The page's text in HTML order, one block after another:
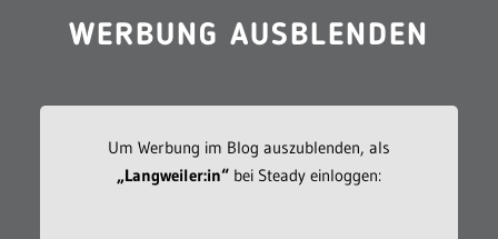
WERBUNG AUSBLENDEN
Um Werbung im Blog auszublenden, als
„Langweiler:in“bei Steady einloggen: